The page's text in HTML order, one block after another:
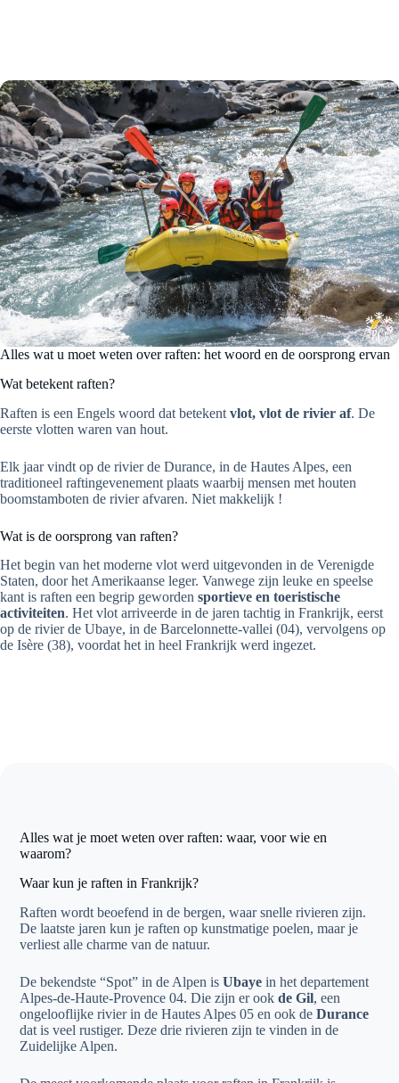
Alles wat u moet weten over raften: het woord en de oorsprong ervan
Wat betekent raften?
Raften is een Engels woord dat betekent vlot, vlot de rivier af. De
eerste vlotten waren van hout.
Elk jaar vindt op de rivier de Durance, in de Hautes Alpes, een
traditioneel raftingevenement plaats waarbij mensen met houten
boomstamboten de rivier afvaren. Niet makkelijk !
Wat is de oorsprong van raften?
Het begin van het moderne vlot werd uitgevonden in de Verenigde
Staten, door het Amerikaanse leger. Vanwege zijn leuke en speelse
kant is raften een begrip geworden sportieve en toeristische
activiteiten. Het vlot arriveerde in de jaren tachtig in Frankrijk, eerst
op de rivier de Ubaye, in de Barcelonnette-vallei (04), vervolgens op
de Isère (38), voordat het in heel Frankrijk werd ingezet.
Alles wat je moet weten over raften: waar, voor wie en
waarom?
Waar kun je raften in Frankrijk?
Raften wordt beoefend in de bergen, waar snelle rivieren zijn.
De laatste jaren kun je raften op kunstmatige poelen, maar je
verliest alle charme van de natuur.
De bekendste “Spot” in de Alpen isUbayein het departement
Alpes-de-Haute-Provence 04. Die zijn er ook de Gil, een
ongelooflijke rivier in de Hautes Alpes 05 en ook deDurance
dat is veel rustiger. Deze drie rivieren zijn te vinden in de
Zuidelijke Alpen.